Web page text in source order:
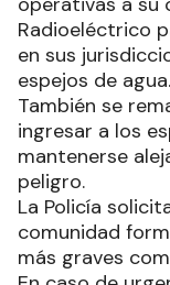
Radioeléctrico
en sus
espejos de agua.
También se
ingresar a los
mantenerse
peligro.
La Policía
comunidad
más graves